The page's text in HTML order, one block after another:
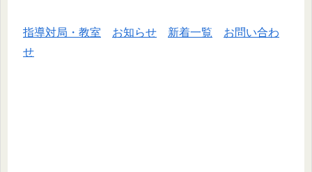
指導対局・教室 お知らせ 新着一覧
お問い合わ
せ